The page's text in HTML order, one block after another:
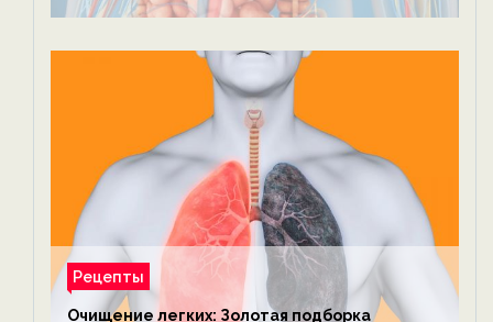
Рецепты
Очищение легких: Золотая подборка